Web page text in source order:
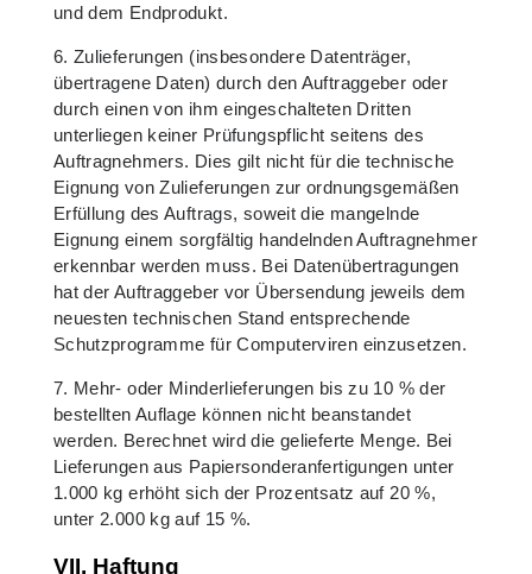
und dem Endprodukt.
6. Zulieferungen (insbesondere Datenträger,
übertragene Daten) durch den Auftraggeber oder
durch einen von ihm eingeschalteten Dritten
unterliegen keiner Prüfungspflicht seitens des
Auftragnehmers. Dies gilt nicht für die technische
Eignung von Zulieferungen zur ordnungsgemäßen
Erfüllung des Auftrags, soweit die mangelnde
Eignung einem sorgfältig handelnden Auftragnehmer
erkennbar werden muss. Bei Datenübertragungen
hat der Auftraggeber vor Übersendung jeweils dem
neuesten technischen Stand entsprechende
Schutzprogramme für Computerviren einzusetzen.
7. Mehr- oder Minderlieferungen bis zu 10 % der
bestellten Auflage können nicht beanstandet
werden. Berechnet wird die gelieferte Menge. Bei
Lieferungen aus Papiersonderanfertigungen unter
1.000 kg erhöht sich der Prozentsatz auf 20 %,
unter 2.000 kg auf 15 %.
VII. Haftung